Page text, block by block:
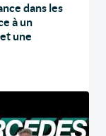
dans les
à un
une